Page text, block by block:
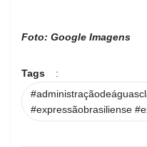
Foto: Google Imagens
Tags
:
#expressãobrasiliense